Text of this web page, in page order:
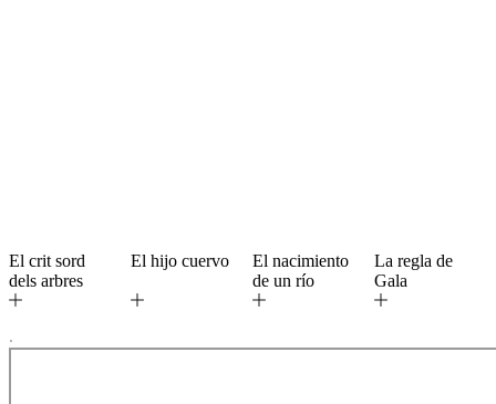
El crit sord
dels arbres
El hijo cuervo
El nacimiento
de un río
La regla de
Gala